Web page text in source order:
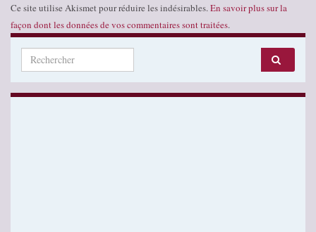
Ce site utilise Akismet pour réduire les indésirables. En savoir plus sur la
façon dont les données de vos commentaires sont traitées.
Search for: